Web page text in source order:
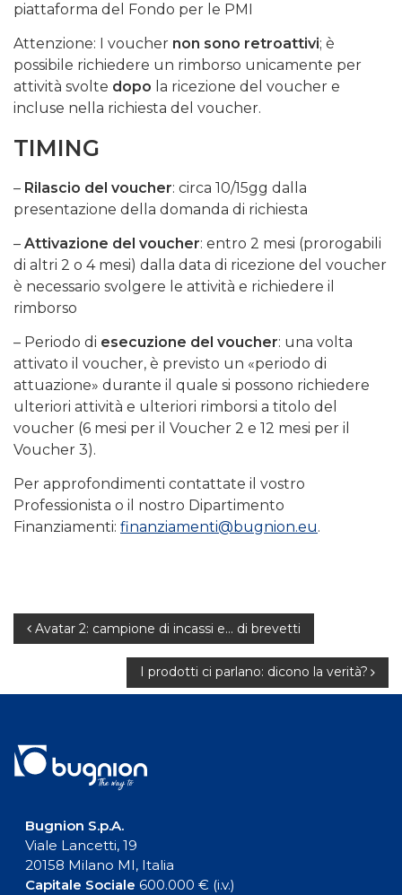
piattaforma del Fondo per le PMI
Attenzione: I voucher non sono retroattivi; è
possibile richiedere un rimborso unicamente per
attività svolte dopo la ricezione del voucher e
incluse nella richiesta del voucher.
TIMING
– Rilascio del voucher: circa 10/15gg dalla
presentazione della domanda di richiesta
– Attivazione del voucher: entro 2 mesi (prorogabili
di altri 2 o 4 mesi) dalla data di ricezione del voucher
è necessario svolgere le attività e richiedere il
rimborso
– Periodo di esecuzione del voucher: una volta
attivato il voucher, è previsto un «periodo di
attuazione» durante il quale si possono richiedere
ulteriori attività e ulteriori rimborsi a titolo del
voucher (6 mesi per il Voucher 2 e 12 mesi per il
Voucher 3).
Per approfondimenti contattate il vostro
Professionista o il nostro Dipartimento
Finanziamenti: finanziamenti@bugnion.eu.
Navigazione
Avatar 2: campione di incassi e… di brevetti
I prodotti ci parlano: dicono la verità?
Bugnion S.p.A.
Viale Lancetti, 19
20158 Milano MI, Italia
Capitale Sociale 600.000 € (i.v.)